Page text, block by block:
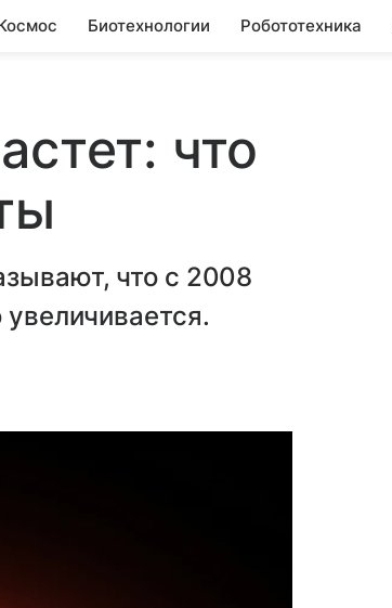
Биотехнологии Робототехника
что
что с 2008
увеличивается.